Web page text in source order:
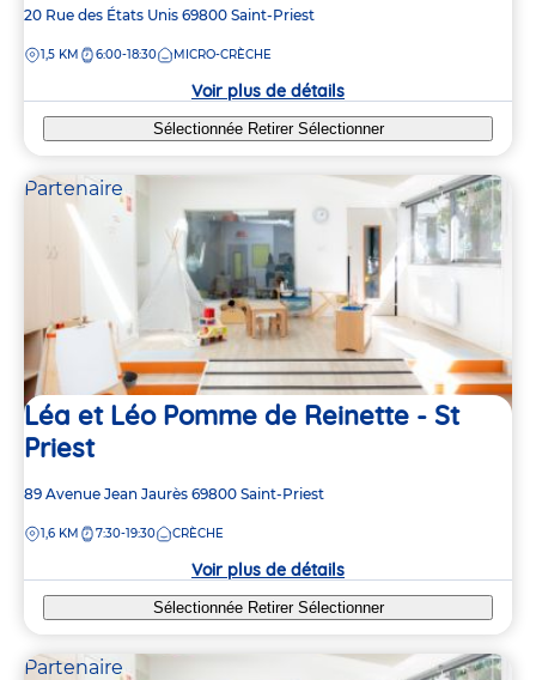
Adresse
la
20 Rue des États Unis 69800 Saint-Priest
DISTANCE
1,5 KM 6:00-18:30 MICRO-CRÈCHE
Voir plus de détails
Sélectionnée Retirer Sélectionner
Partenaire
Léa et Léo Pomme de Reinette - St
Priest
Adresse
la
89 Avenue Jean Jaurès 69800 Saint-Priest
DISTANCE
1,6 KM 7:30-19:30 CRÈCHE
Voir plus de détails
Sélectionnée Retirer Sélectionner
Partenaire